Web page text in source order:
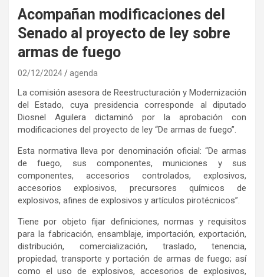
Acompañan modificaciones del
Senado al proyecto de ley sobre
armas de fuego
02/12/2024 agenda
La comisión asesora de Reestructuración y Modernización
del Estado, cuya presidencia corresponde al diputado
Diosnel Aguilera dictaminó por la aprobación con
modificaciones del proyecto de ley “De armas de fuego”.
Esta normativa lleva por denominación oficial: “De armas
de fuego, sus componentes, municiones y sus
componentes, accesorios controlados, explosivos,
accesorios explosivos, precursores químicos de
explosivos, afines de explosivos y artículos pirotécnicos”.
Tiene por objeto fijar definiciones, normas y requisitos
para la fabricación, ensamblaje, importación, exportación,
distribución, comercialización, traslado, tenencia,
propiedad, transporte y portación de armas de fuego; así
como el uso de explosivos, accesorios de explosivos,